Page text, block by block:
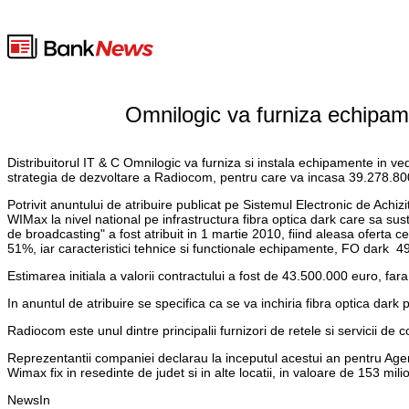
Omnilogic va furniza
Distribuitorul IT & C Omnilogic va furniza si instala echipamente in
strategia de dezvoltare a Radiocom, pentru care va incasa
Potrivit anuntului de atribuire publicat pe Sistemul Electronic de
WIMax la nivel national pe infrastructura fibra optica dark care sa
de broadcasting" a fost atribuit in 1 martie 2010, fiind aleasa oferta
51%, iar caracteristici tehnice si functionale echipamente, FO dark
Estimarea initiala a valorii contractului a fost de 43.500.000 euro,
In anuntul de atribuire se specifica ca se va inchiria fibra optica dark
Radiocom este unul dintre principalii furnizori de retele si servicii de
Reprezentantii companiei declarau la inceputul acestui an pentru
Wimax fix in resedinte de judet si in alte locatii, in valoare de 153
NewsIn